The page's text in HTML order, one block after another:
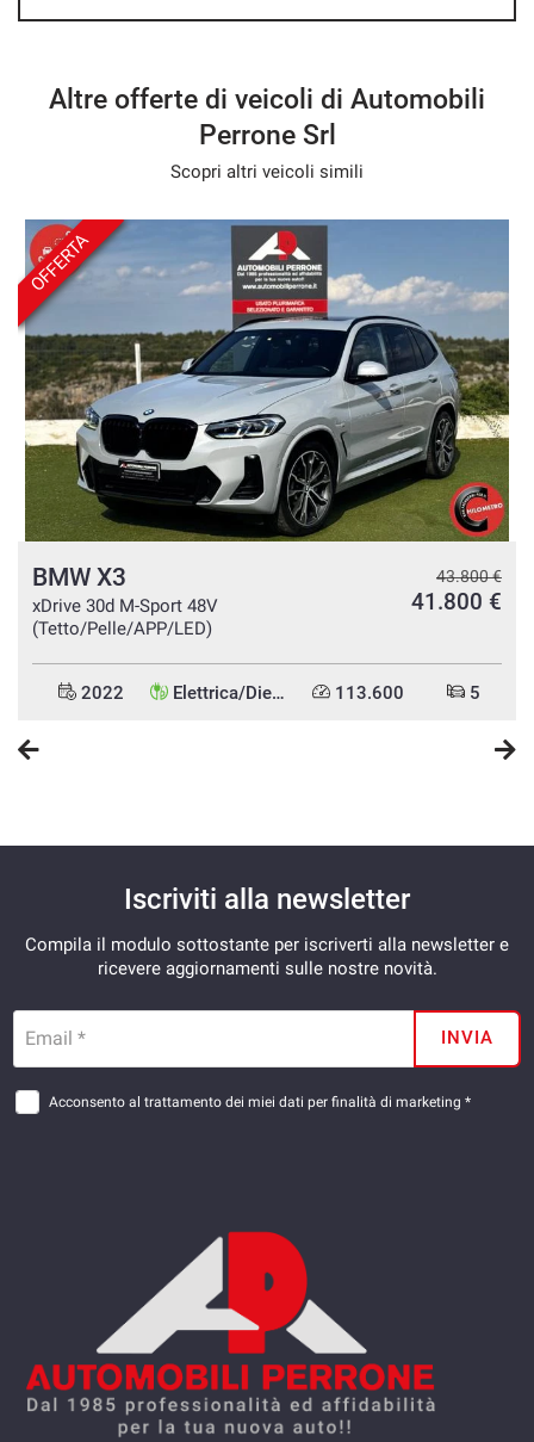
- We speak English
- Wir sprechen Deutsch
Altre offerte di veicoli di Automobili
Perrone Srl
Scopri altri veicoli simili
OFFERTA
BMW X3
xDrive 30d M-Sport 48V
(Tetto/Pelle/APP/LED)
43.800 €
41.800 €
2022 Elettrica/Diesel 113.600 5
Iscriviti alla newsletter
Compila il modulo sottostante per iscriverti alla newsletter e
ricevere aggiornamenti sulle nostre novità.
Email * INVIA
Acconsento al trattamento dei miei dati per finalità di marketing *